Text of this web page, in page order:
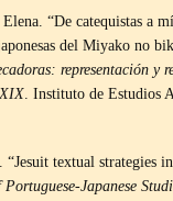
“De catequistas a
del Miyako no
representación y
. Instituto de Estudios
textual strategies
Japanese